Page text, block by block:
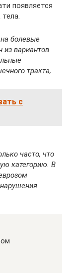
появляется
болевые
вариантов
тракта,
с
часто, что
категорию. В